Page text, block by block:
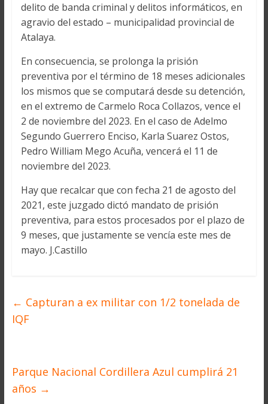
delito de banda criminal y delitos informáticos, en
agravio del estado – municipalidad provincial de
Atalaya.
En consecuencia, se prolonga la prisión
preventiva por el término de 18 meses adicionales
los mismos que se computará desde su detención,
en el extremo de Carmelo Roca Collazos, vence el
2 de noviembre del 2023. En el caso de Adelmo
Segundo Guerrero Enciso, Karla Suarez Ostos,
Pedro William Mego Acuña, vencerá el 11 de
noviembre del 2023.
Hay que recalcar que con fecha 21 de agosto del
2021, este juzgado dictó mandato de prisión
preventiva, para estos procesados por el plazo de
9 meses, que justamente se vencía este mes de
mayo. J.Castillo
← Capturan a ex militar con 1/2 tonelada de
IQF
Parque Nacional Cordillera Azul cumplirá 21
años →